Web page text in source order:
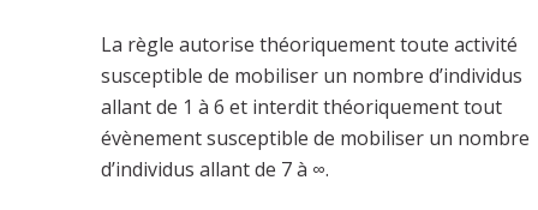
La règle autorise théoriquement toute activité
susceptible de mobiliser un nombre d’individus
allant de 1 à 6 et interdit théoriquement tout
évènement susceptible de mobiliser un nombre
d’individus allant de 7 à ∞.